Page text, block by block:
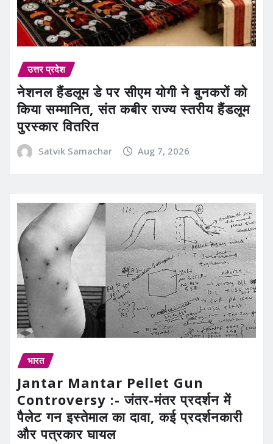
उत्तर प्रदेश
नेशनल हैंडलूम डे पर सीएम योगी ने बुनकरों को
किया सम्मानित, संत कबीर राज्य स्तरीय हैंडलूम
पुरस्कार वितरित
Satvik Samachar Aug 7, 2026
भारत
Jantar Mantar Pellet Gun
Controversy :- जंतर-मंतर प्रदर्शन में
पैलेट गन इस्तेमाल का दावा, कई प्रदर्शनकारी
और पत्रकार घायल